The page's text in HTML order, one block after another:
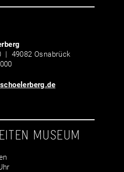
| 49082 Osnabrück
MUSEUM